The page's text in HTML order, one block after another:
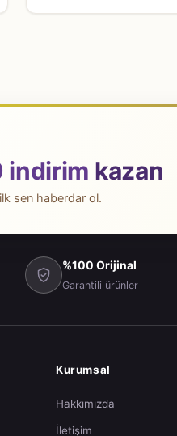
indirim kazan
sen haberdar ol.
%100 Orijinal
Garantili ürünler
Kurumsal
Hakkımızda
İletişim